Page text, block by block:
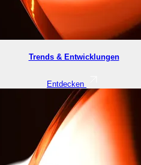
Trends & Entwicklungen
Entdecken